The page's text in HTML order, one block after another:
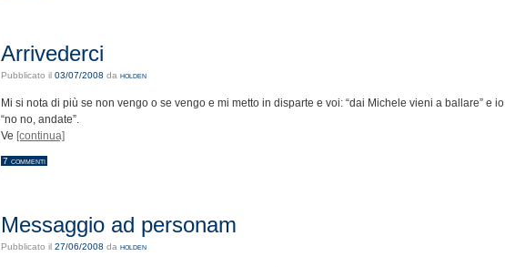
Arrivederci
Pubblicato il 03/07/2008 da holden
Mi si nota di più se non vengo o se vengo e mi metto in disparte e voi: “dai Michele vieni a ballare” e io
“no no, andate”.
Ve [continua]
7 commenti
Messaggio ad personam
Pubblicato il 27/06/2008 da holden